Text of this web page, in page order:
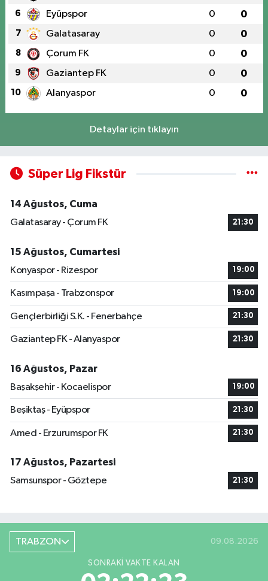
6 Eyüpspor 0 0
7 Galatasaray 0 0
8 Çorum FK 0 0
9 Gaziantep FK 0 0
10 Alanyaspor 0 0
Detaylar için tıklayın
Süper Lig Fikstür
14 Ağustos, Cuma
Galatasaray - Çorum FK
21:30
15 Ağustos, Cumartesi
Konyaspor - Rizespor
19:00
Kasımpaşa - Trabzonspor 19:00
Gençlerbirliği S.K. - Fenerbahçe 21:30
Gaziantep FK - Alanyaspor 21:30
16 Ağustos, Pazar
Başakşehir - Kocaelispor
19:00
Beşiktaş - Eyüpspor 21:30
Amed - Erzurumspor FK 21:30
17 Ağustos, Pazartesi
Samsunspor - Göztepe
21:30
TRABZON 09.08.2026
SONRAKI VAKTE KALAN